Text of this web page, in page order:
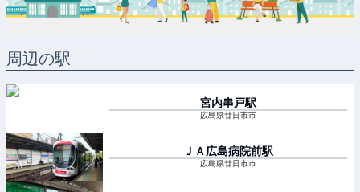
周辺の駅
宮内串戸駅
広島県廿日市市
ＪＡ広島病院前駅
広島県廿日市市